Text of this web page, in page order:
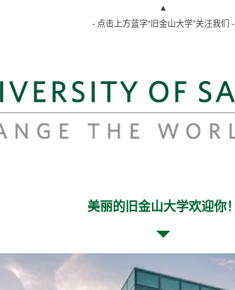
▲
- 点击上方蓝字“旧金山大学”关注我们 -
美丽的旧金山大学欢迎你！